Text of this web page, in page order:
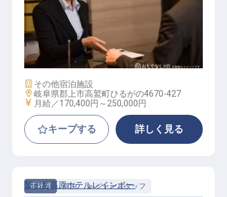
サービススタッフ / 契約社員
施設業態
その他宿泊施設
勤務地
岐阜県郡上市高鷲町ひるがの4670-427
給与
月給／170,400円～ 250,000円
キープする 詳しく見る
正社員 宿泊 レジャースタッフ
鷲ヶ岳高原ホテルレインボー